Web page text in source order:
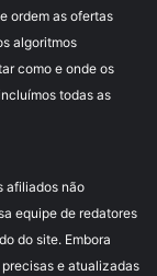
ordem as ofertas
algoritmos
como e onde os
todas as
afiliados não
equipe de redatores
do site. Embora
e atualizadas